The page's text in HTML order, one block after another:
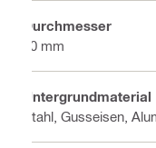
Durchmesser
10 mm
Untergrundmaterial
Stahl, Gusseisen,